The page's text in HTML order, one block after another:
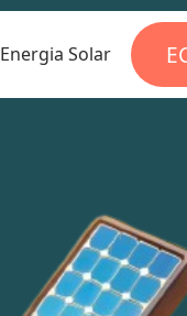
Energia Solar